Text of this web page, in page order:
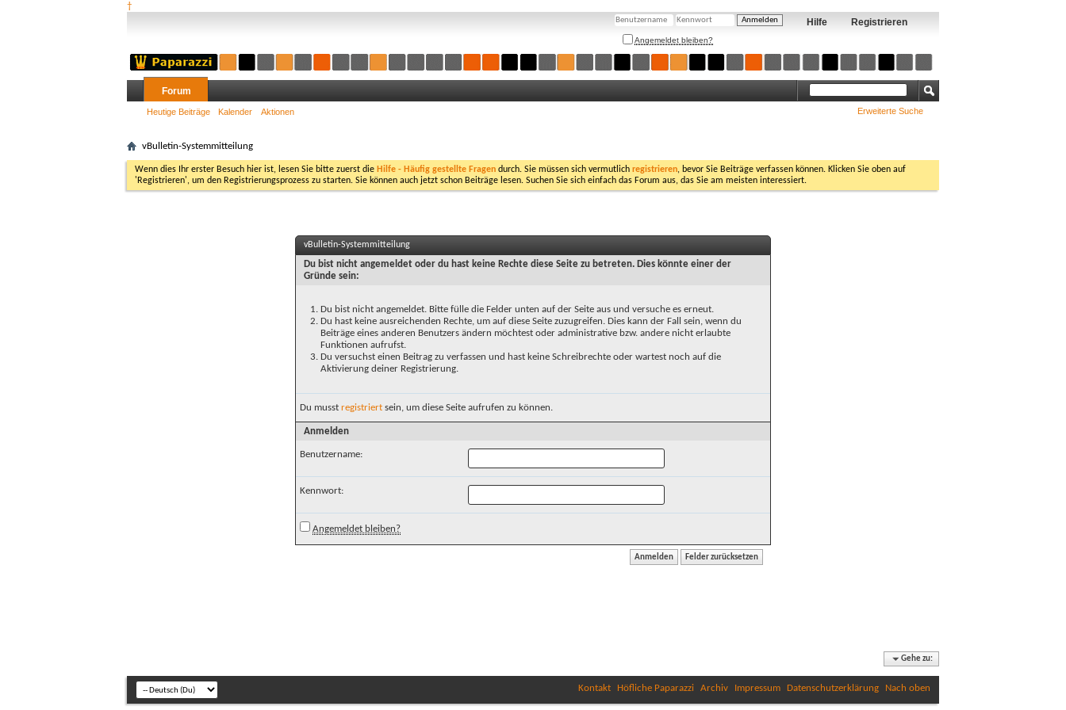
†
Registrieren
Hilfe
Angemeldet bleiben?
Forum
Heutige Beiträge Kalender Aktionen Erweiterte Suche
vBulletin-Systemmitteilung
Wenn dies Ihr erster Besuch hier ist, lesen Sie bitte zuerst die Hilfe - Häufig gestellte Fragen durch. Sie müssen sich vermutlich registrieren, bevor Sie Beiträge verfassen können. Klicken Sie oben auf
'Registrieren', um den Registrierungsprozess zu starten. Sie können auch jetzt schon Beiträge lesen. Suchen Sie sich einfach das Forum aus, das Sie am meisten interessiert.
vBulletin-Systemmitteilung
Du bist nicht angemeldet oder du hast keine Rechte diese Seite zu betreten. Dies könnte einer der
Gründe sein:
Du bist nicht angemeldet. Bitte fülle die Felder unten auf der Seite aus und versuche es erneut.
Du hast keine ausreichenden Rechte, um auf diese Seite zuzugreifen. Dies kann der Fall sein, wenn du
Beiträge eines anderen Benutzers ändern möchtest oder administrative bzw. andere nicht erlaubte
Funktionen aufrufst.
Du versuchst einen Beitrag zu verfassen und hast keine Schreibrechte oder wartest noch auf die
Aktivierung deiner Registrierung.
Du musst registriert sein, um diese Seite aufrufen zu können.
Anmelden
Benutzername:
Kennwort:
Angemeldet bleiben?
Gehe zu:
Kontakt Höfliche Paparazzi Archiv Impressum Datenschutzerklärung Nach oben